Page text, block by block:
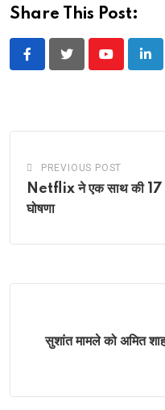
Share This Post:
Youtube
PREVIOUS POST
Netflix ने एक साथ की 17
घोषणा
सुशांत मामले को अमित